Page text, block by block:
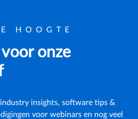
HOOGTE
onze
insights, software tips &
voor webinars en nog veel